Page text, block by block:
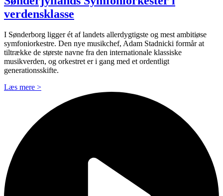
verdensklasse
I Sønderborg ligger ét af landets allerdygtigste og mest ambitiøse
symfoniorkestre. Den nye musikchef, Adam Stadnicki formår at
tiltrække de største navne fra den internationale klassiske
musikverden, og orkestret er i gang med et ordentligt
generationsskifte.
Læs mere >